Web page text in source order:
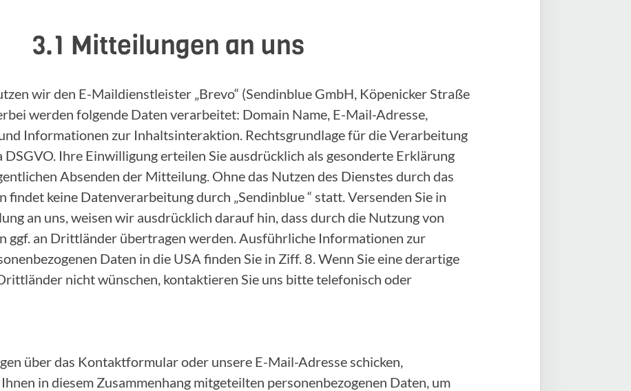
3.1 Mitteilungen an uns
wir den E-Maildienstleister „Brevo“ (Sendinblue GmbH, Köpenicker Straße
werden folgende Daten verarbeitet: Domain Name, E-Mail-Adresse,
Informationen zur Inhaltsinteraktion. Rechtsgrundlage für die Verarbeitung
DSGVO. Ihre Einwilligung erteilen Sie ausdrücklich als gesonderte Erklärung
Absenden der Mitteilung. Ohne das Nutzen des Dienstes durch das
findet keine Datenverarbeitung durch „Sendinblue “ statt. Versenden Sie in
an uns, weisen wir ausdrücklich darauf hin, dass durch die Nutzung von
ggf. an Drittländer übertragen werden. Ausführliche Informationen zur
Daten in die USA finden Sie in Ziff. 8. Wenn Sie eine derartige
nicht wünschen, kontaktieren Sie uns bitte telefonisch oder
über das Kontaktformular oder unsere E-Mail-Adresse schicken,
in diesem Zusammenhang mitgeteilten personenbezogenen Daten, um